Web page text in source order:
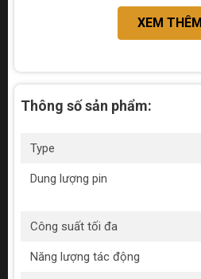
XEM THÊM
Thông số sản phẩm:
Type
Dung lượng pin
Công suất tối đa
Năng lượng tác động